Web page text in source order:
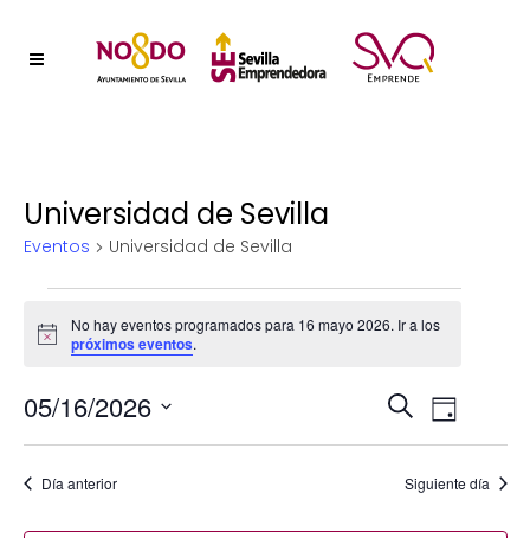
Universidad de Sevilla
Eventos Universidad de Sevilla
Eventos
en
16
mayo
Aviso
No hay eventos programados para 16 mayo 2026. Ir a los
próximos eventos.
de
Buscar
de
vistas
Día
05/16/2026
Selecciona
Día anterior Siguiente día